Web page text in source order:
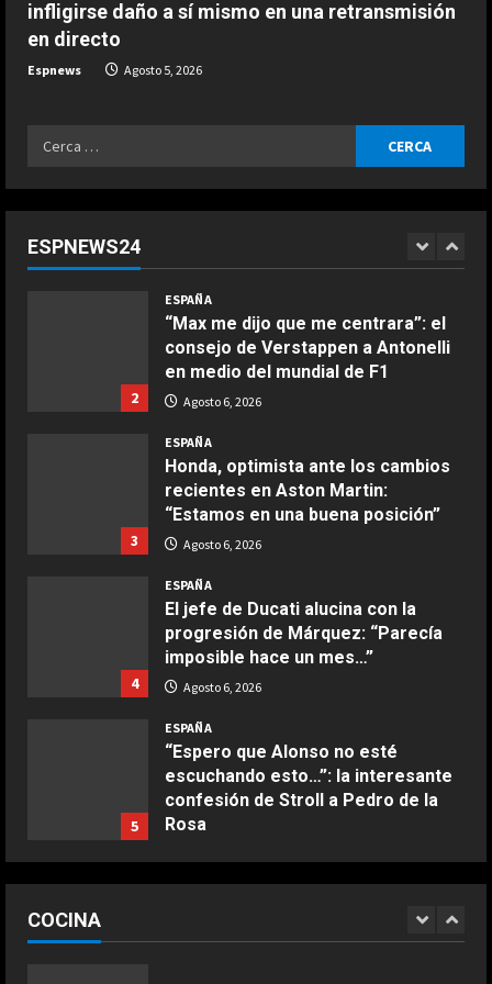
infligirse daño a sí mismo en una retransmisión
en directo
Espnews Agosto 5, 2026
Ricerca
ESPNEWS24
ESPAÑA
escuchando esto…”: la interesante
1
2
ESPAÑA
“Max me dijo que me centrara”: el
consejo de Verstappen a Antonelli
en medio del mundial de F1
Agosto 6, 2026
3
ESPAÑA
Honda, optimista ante los cambios
recientes en Aston Martin:
“Estamos en una buena posición”
Agosto 6, 2026
4
ESPAÑA
El jefe de Ducati alucina con la
progresión de Márquez: “Parecía
imposible hace un mes…”
Agosto 6, 2026
5
ESPAÑA
“Espero que Alonso no esté
escuchando esto…”: la interesante
confesión de Stroll a Pedro de la
Rosa
común”: Un piloto de Ducati explica
la gran cualidad que ambos
COCINA
Ensalada de espinacas deliciosa
Maggio 28, 2026
COCINA
Boquerones fritos en freidora de
aire
Aprile 24, 2026
Buñuelos de alcachofas
Aprile 5, 2026
Ternera guisada con senderuelas
Marzo 20, 2026
Ensalada de habas y alcachofas con
langostinos
DEPORTES